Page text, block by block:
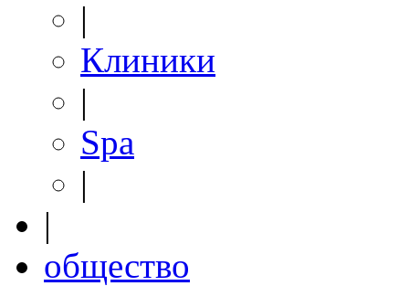
|
Клиники
|
Spa
|
|
общество